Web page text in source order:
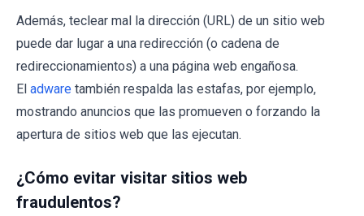
Además, teclear mal la dirección (URL) de un sitio web
puede dar lugar a una redirección (o cadena de
redireccionamientos) a una página web engañosa.
El adware también respalda las estafas, por ejemplo,
mostrando anuncios que las promueven o forzando la
apertura de sitios web que las ejecutan.
¿Cómo evitar visitar sitios web
fraudulentos?